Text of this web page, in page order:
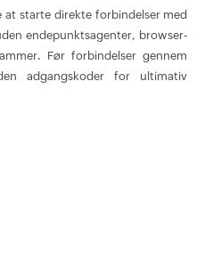
at starte direkte forbindelser med
endepunktsagenter, browser-
Før forbindelser gennem
adgangskoder for ultimativ